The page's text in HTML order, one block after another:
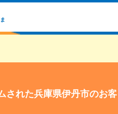
された兵庫県伊丹市のお